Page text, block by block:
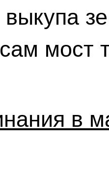
выкупа
мост
в